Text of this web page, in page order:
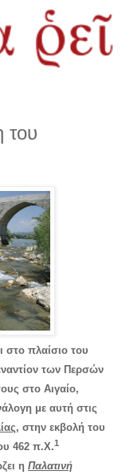
του
στο πλαίσιο του
των Περσών
στο Αιγαίο,
με αυτή στις
, στην εκβολή του
462 π.Χ.1
η Παλατινή